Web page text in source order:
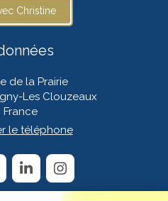
Christine
de la Prairie
Les Clouzeaux
France
le téléphone